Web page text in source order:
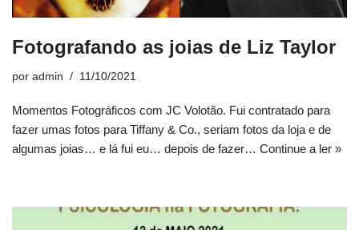
Fotografando as joias de Liz Taylor
por admin 11/10/2021
Momentos Fotográficos com JC Volotão. Fui contratado para
fazer umas fotos para Tiffany & Co., seriam fotos da loja e de
algumas joias… e lá fui eu… depois de fazer… Continue a ler »